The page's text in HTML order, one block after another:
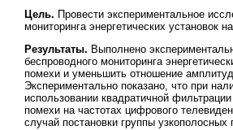
Цель. Провести экспериментальное
мониторинга энергетических установок
Результаты. Выполнено
беспроводного мониторинга
помехи и уменьшить отношение
Экспериментально показано, что при
использовании квадратичной
помехи на частотах цифрового
случай постановки группы узкополосных